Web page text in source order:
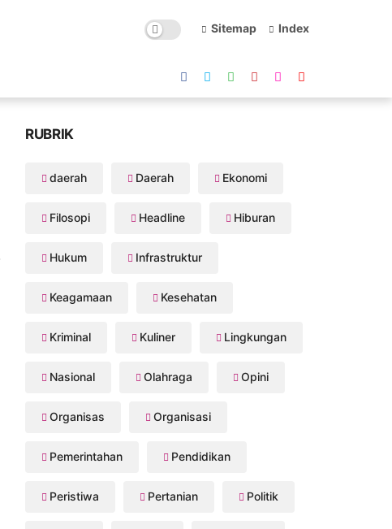
Sitemap Index
RUBRIK
daerah Daerah Ekonomi
Filosopi Headline Hiburan
Hukum Infrastruktur
Keagamaan Kesehatan
Kriminal Kuliner Lingkungan
Nasional Olahraga Opini
Organisas Organisasi
Pemerintahan Pendidikan
Peristiwa Pertanian Politik